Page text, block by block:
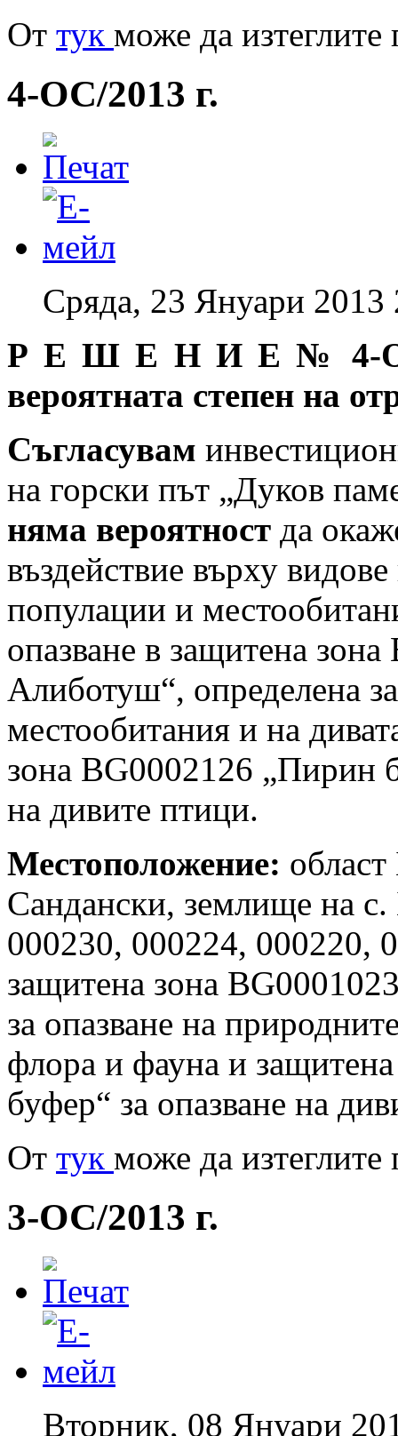
Oт тук може да
4-ОС/2013 г.
Сряда, 23 Януари 2013
Р Е Ш Е Н И Е № 4-ОС/
вероятната степен на
Съгласувам
на горски път „Дуков
няма вероятност да
въздействие върху
популации и
опазване в защитена
Алиботуш“, определена
местообитания и на
зона BG0002126 „Пирин
на дивите птици.
Местоположение:
Сандански, землище на
000230, 000224, 000220,
защитена зона
за опазване на
флора и фауна и
буфер“ за опазване на
Oт тук може да
3-ОС/2013 г.
Вторник, 08 Януари